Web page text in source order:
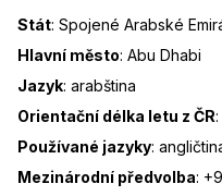
Stát: Spojené Arabské
Hlavní město: Abu Dhabi
Jazyk: arabština
Orientační délka letu z ČR:
Používané jazyky:
Mezinárodní předvolba: